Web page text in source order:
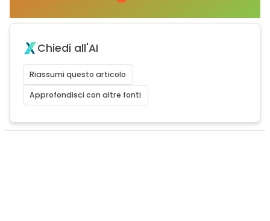
Chiedi all'AI
Riassumi questo articolo
Approfondisci con altre fonti